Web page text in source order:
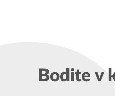
Bodite v